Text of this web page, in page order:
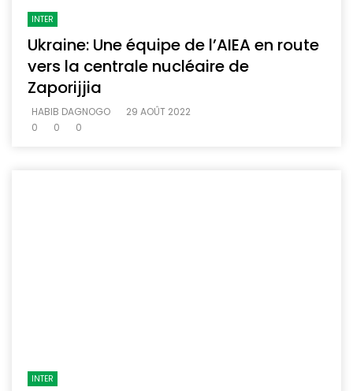
INTER
Ukraine: Une équipe de l’AIEA en route
vers la centrale nucléaire de
Zaporijjia
HABIB DAGNOGO
29 AOÛT 2022
0
0 0
INTER